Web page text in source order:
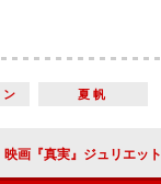
夏帆
リエット・ビノシュ「私は是枝監督の中にチェーホ